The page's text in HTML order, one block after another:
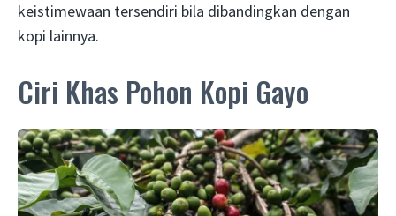
keistimewaan tersendiri bila dibandingkan dengan
kopi lainnya.
Ciri Khas Pohon Kopi Gayo